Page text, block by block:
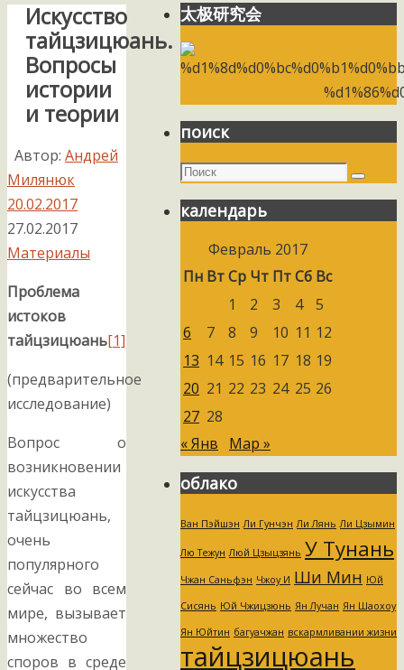
Искусство
тайцзицюань.
Вопросы
истории
и теории
Автор: Андрей
Милянюк
20.02.2017
27.02.2017
Материалы
Проблема
истоков
тайцзицюань[1]
(предварительное
исследование)
Вопрос о
возникновении
искусства
тайцзицюань,
очень
популярного
сейчас во всем
мире, вызывает
множество
споров в среде
太极研究会
поиск
Поиск
Поиск
календарь
Февраль 2017
Пн ВтСр Чт ПтСб Вс
1
2 3 4
5
6
7 8 9 10 11 12
13 14 15 16 17 18 19
20 21 22 23 24 25 26
27 28
« Янв
Мар »
облако
Ван Пэйшэн Ли Гунчэн Ли Лянь Ли Цзымин
Лю Тежун Люй Цзыцзянь У Тунань
Чжан Саньфэн Чжоу И Ши Мин Юй
Сисянь Юй Чжицзюнь Ян Лучан Ян Шаохоу
Ян Юйтин багуачжан вскармливании жизни
тайцзицюань